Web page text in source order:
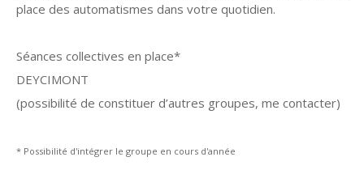
place des automatismes dans votre quotidien.
Séances collectives en place*
DEYCIMONT
(possibilité de constituer d’autres groupes, me contacter)
* Possibilité d'intégrer le groupe en cours d'année